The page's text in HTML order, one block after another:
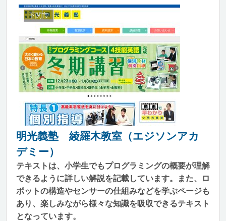
下関市
明光義塾 綾羅木教室（エジソンアカ
デミー）
テキストは、小学生でもプログラミングの概要が理解
できるように詳しい解説を記載しています。また、ロ
ボットの構造やセンサーの仕組みなどを学ぶページも
あり、楽しみながら様々な知識を吸収できるテキスト
となっています。